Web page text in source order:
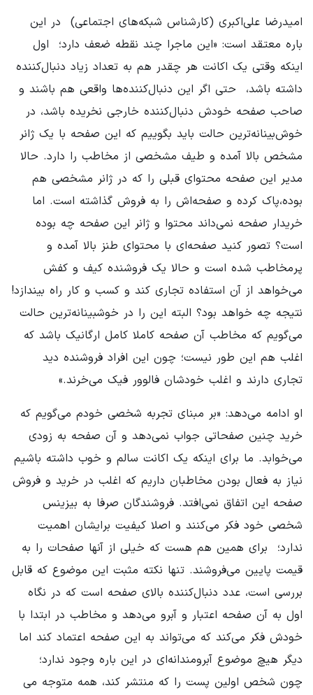
امیدرضا علی‌اکبری (کارشناس شبکه‌های اجتماعی) ‌ در این
باره معتقد است: «این ماجرا چند نقطه ضعف دارد؛ ‌ اول
اینکه وقتی یک اکانت هر چقدر هم به تعداد زیاد دنبال‌کننده
داشته باشد، ‌ حتی اگر این دنبال‌کننده‌ها واقعی هم باشند و
صاحب صفحه خودش دنبال‌کننده خارجی نخریده باشد، در
خوش‌بینانه‌ترین حالت باید بگوییم که این صفحه با یک ژانر
مشخص بالا آمده و طیف مشخصی از مخاطب را دارد. حالا
مدیر این صفحه محتوای قبلی را که در ژانر مشخصی هم
بوده،‌پاک کرده و صفحه‌اش را به فروش گذاشته است. اما
خریدار صفحه نمی‌داند محتوا و ژانر این صفحه چه بوده
است؟ تصور کنید صفحه‌ای با محتوای طنز بالا آمده و
پرمخاطب شده است و حالا یک فروشنده کیف و کفش
می‌خواهد از آن استفاده تجاری کند و کسب و کار راه بیندازد!
نتیجه چه خواهد بود؟ البته این را در خوشبینانه‌ترین حالت
می‌گویم که مخاطب آن صفحه کاملا کامل ارگانیک باشد که
اغلب هم این طور نیست؛ چون این افراد فروشنده دید
تجاری دارند و ‌اغلب خودشان فالوور فیک می‌خرند.»
او ادامه می‌دهد: «بر مبنای تجربه شخصی خودم می‌گویم که
خرید چنین صفحاتی جواب نمی‌دهد و آن صفحه به زودی
می‌خوابد. ما برای اینکه یک اکانت سالم و خوب داشته باشیم
نیاز به فعال بودن مخاطبان داریم که اغلب در خرید و فروش
صفحه این اتفاق نمی‌افتد. فروشندگان صرفا به بیزینس
شخصی خود فکر می‌کنند و اصلا کیفیت برایشان اهمیت
ندارد؛ ‌ برای همین هم هست که خیلی از آنها صفحات را به
قیمت پایین می‌فروشند. تنها نکته مثبت این موضوع که قابل
بررسی است، عدد دنبال‌کننده بالای صفحه است که در نگاه
اول به آن صفحه اعتبار و آبرو می‌دهد و مخاطب در ابتدا با
خودش فکر می‌کند که می‌تواند به این صفحه اعتماد کند اما
دیگر هیچ موضوع آبرومندانه‌ای در این باره وجود ندارد؛ ‌
چون شخص اولین پست را که منتشر کند، ‌همه متوجه می